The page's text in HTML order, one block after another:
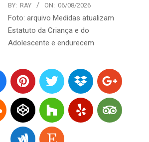
BY: RAY ON: 06/08/2026
Foto: arquivo Medidas atualizam
Estatuto da Criança e do
Adolescente e endurecem